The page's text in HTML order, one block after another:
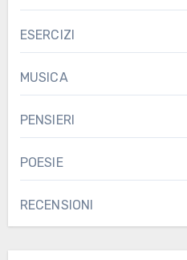
ESERCIZI
MUSICA
PENSIERI
POESIE
RECENSIONI